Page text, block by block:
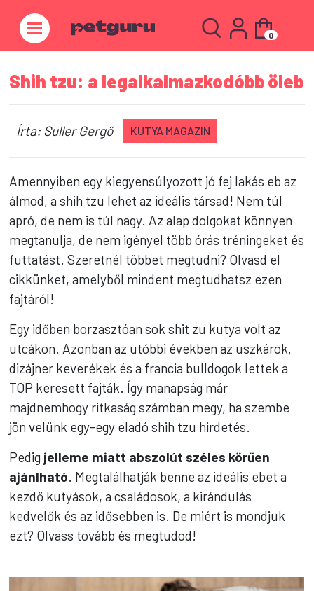
0
Shih tzu: a legalkalmazkodóbb öleb
Írta: Suller Gergő KUTYA MAGAZIN
Amennyiben egy kiegyensúlyozott jó fej lakás eb az
álmod, a shih tzu lehet az ideális társad! Nem túl
apró, de nem is túl nagy. Az alap dolgokat könnyen
megtanulja, de nem igényel több órás tréningeket és
futtatást. Szeretnél többet megtudni? Olvasd el
cikkünket, amelyből mindent megtudhatsz ezen
fajtáról!
Egy időben borzasztóan sok shit zu kutya volt az
utcákon. Azonban az utóbbi években az uszkárok,
dizájner keverékek és a francia bulldogok lettek a
TOP keresett fajták. Így manapság már
majdnemhogy ritkaság számban megy, ha szembe
jön velünk egy-egy eladó shih tzu hirdetés.
Pedig jelleme miatt abszolút széles körűen
ajánlható. Megtalálhatják benne az ideális ebet a
kezdő kutyások, a családosok, a kirándulás
kedvelők és az idősebben is. De miért is mondjuk
ezt? Olvass tovább és megtudod!